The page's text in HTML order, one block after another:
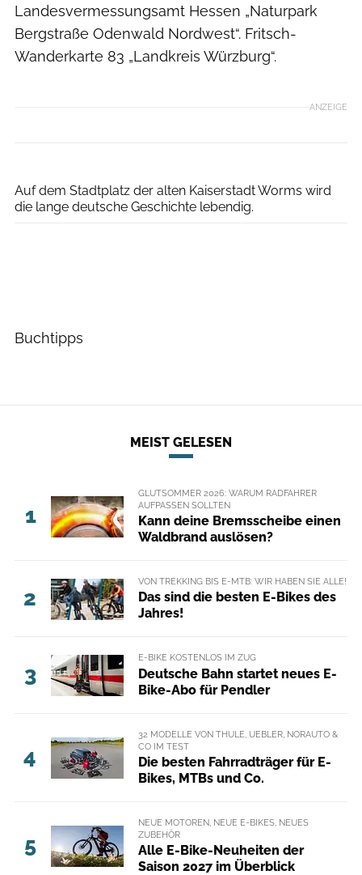
Landesvermessungsamt Hessen „Naturpark
Bergstraße Odenwald Nordwest“. Fritsch-
Wanderkarte 83 „Landkreis Würzburg“.
ANZEIGE
Auf dem Stadtplatz der alten Kaiserstadt Worms wird
die lange deutsche Geschichte lebendig.
Buchtipps
MEIST GELESEN
1
GLUTSOMMER 2026: WARUM RADFAHRER
AUFPASSEN SOLLTEN
Kann deine Bremsscheibe einen
Waldbrand auslösen?
2
VON TREKKING BIS E-MTB: WIR HABEN SIE ALLE!
Das sind die besten E-Bikes des
Jahres!
3
E-BIKE KOSTENLOS IM ZUG
Deutsche Bahn startet neues E-
Bike-Abo für Pendler
4
32 MODELLE VON THULE, UEBLER, NORAUTO &
CO IM TEST
Die besten Fahrradträger für E-
Bikes, MTBs und Co.
5
NEUE MOTOREN, NEUE E-BIKES, NEUES
ZUBEHÖR
Alle E-Bike-Neuheiten der
Saison 2027 im Überblick